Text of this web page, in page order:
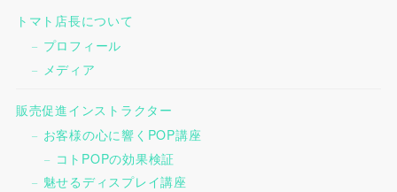
トマト店長について
プロフィール
メディア
販売促進インストラクター
お客様の心に響くPOP講座
コトPOPの効果検証
魅せるディスプレイ講座